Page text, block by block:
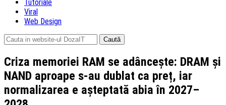
Tutoriale
Viral
Web Design
Caută
după:
Criza memoriei RAM se adâncește: DRAM și
NAND aproape s-au dublat ca preț, iar
normalizarea e așteptată abia în 2027–